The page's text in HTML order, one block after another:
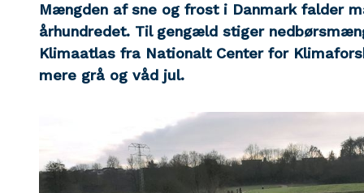
Mængden af sne og frost i Danmark falder
århundredet. Til gengæld stiger
Klimaatlas fra Nationalt Center for
mere grå og våd jul.